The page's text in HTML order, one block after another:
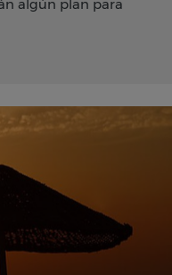
algún plan para
sin necesidad de
como la
de entrada a la